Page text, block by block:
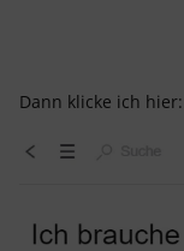
Dann klicke ich hier: